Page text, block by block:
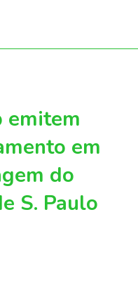
emitem
em
do
S. Paulo